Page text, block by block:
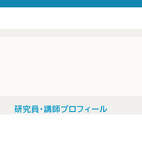
研究員・講師プロフィール